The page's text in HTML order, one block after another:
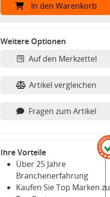
In den Warenkorb
Weitere Optionen
Auf den Merkzettel
Artikel vergleichen
Fragen zum Artikel
Ihre Vorteile
Über 25 Jahre
Branchenerfahrung
Kaufen Sie Top Marken zu